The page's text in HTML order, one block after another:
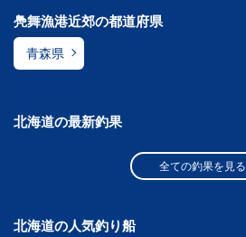
鳧舞漁港近郊の都道府県
青森県
北海道の最新釣果
全ての釣果を見る
北海道の人気釣り船